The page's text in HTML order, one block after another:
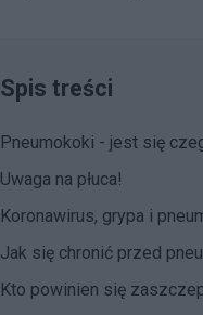
Spis treści
Pneumokoki - jest się
Uwaga na płuca!
Koronawirus, grypa i
Jak się chronić przed
Kto powinien się